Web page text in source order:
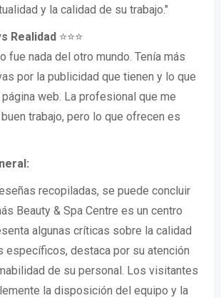
y la calidad de su trabajo."
Realidad ⭐⭐⭐
fue nada del otro mundo. Tenía más
por la publicidad que tienen y lo que
web. La profesional que me
trabajo, pero lo que ofrecen es
recopiladas, se puede concluir
Beauty & Spa Centre es un centro
algunas críticas sobre la calidad
específicos, destaca por su atención
de su personal. Los visitantes
la disposición del equipo y la